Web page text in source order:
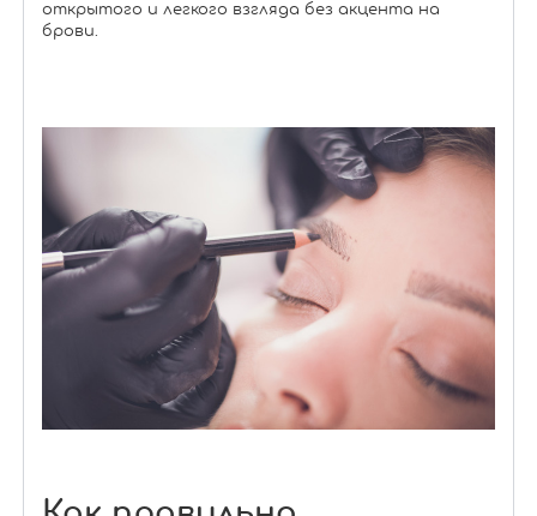
открытого и легкого взгляда без акцента на
брови.